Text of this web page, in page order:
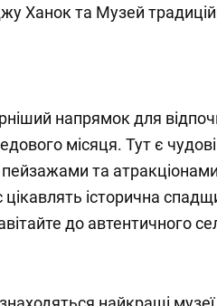
Ханок та Музей
напрямок для
місяця. Тут є
пейзажами та
цікавлять історична
до автентичного